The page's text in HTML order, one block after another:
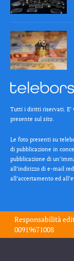
Tutti i diritti riservati. E’
presente sul sito.
Le foto presenti su
di pubblicazione in
pubblicazione di
all’indirizzo di e-mail
all’accertamento ed
Responsabilità
00919671008